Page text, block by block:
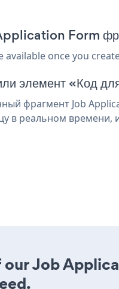
Form
available once you
элемент «Код
фрагмент Job
в реальном времени,
Job